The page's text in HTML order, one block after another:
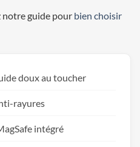
notre guide pour bien choisir
doux au toucher
rayures
intégré